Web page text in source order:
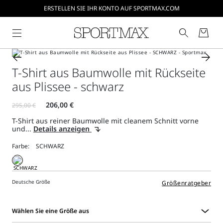
ERSTELLEN SIE IHR KONTO AUF SPORTMAX.COM
T-Shirt aus Baumwolle mit Rückseite
aus Plissee - schwarz
T-Shirt aus reiner Baumwolle mit cleanem Schnitt vorne
und... Details anzeigen
Farbe:
Deutsche Größe Größenratgeber
Wählen Sie eine Größe aus